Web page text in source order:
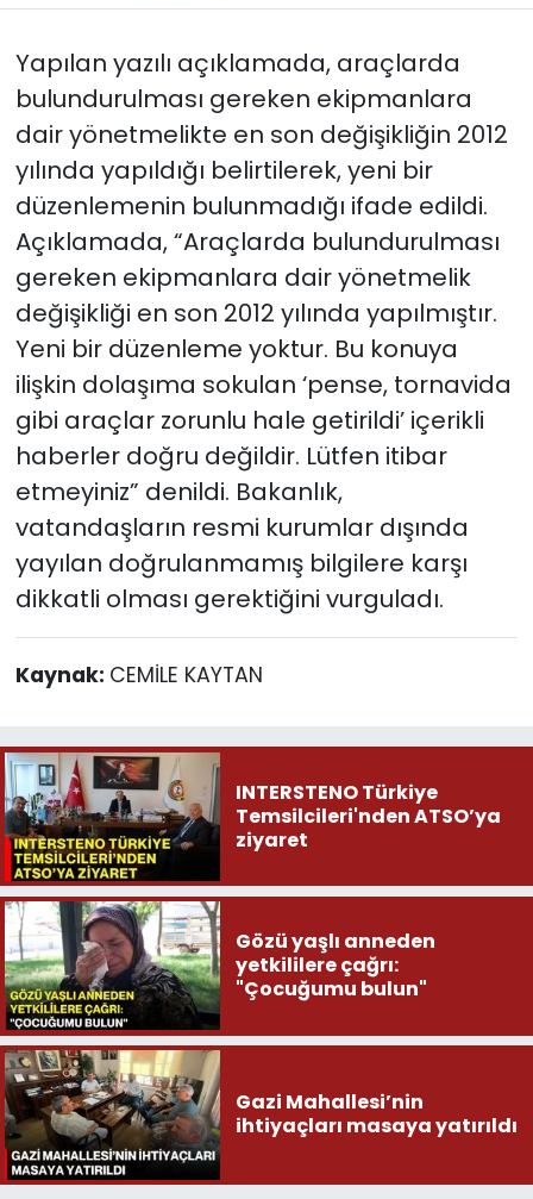
Yapılan yazılı açıklamada, araçlarda
bulundurulması gereken ekipmanlara
dair yönetmelikte en son değişikliğin 2012
yılında yapıldığı belirtilerek, yeni bir
düzenlemenin bulunmadığı ifade edildi.
Açıklamada, “Araçlarda bulundurulması
gereken ekipmanlara dair yönetmelik
değişikliği en son 2012 yılında yapılmıştır.
Yeni bir düzenleme yoktur. Bu konuya
ilişkin dolaşıma sokulan ‘pense, tornavida
gibi araçlar zorunlu hale getirildi’ içerikli
haberler doğru değildir. Lütfen itibar
etmeyiniz” denildi. Bakanlık,
vatandaşların resmi kurumlar dışında
yayılan doğrulanmamış bilgilere karşı
dikkatli olması gerektiğini vurguladı.
Kaynak: CEMİLE KAYTAN
INTERSTENO Türkiye
Temsilcileri'nden ATSO’ya
ziyaret
Gözü yaşlı anneden
yetkililere çağrı:
"Çocuğumu bulun"
Gazi Mahallesi’nin
ihtiyaçları masaya yatırıldı